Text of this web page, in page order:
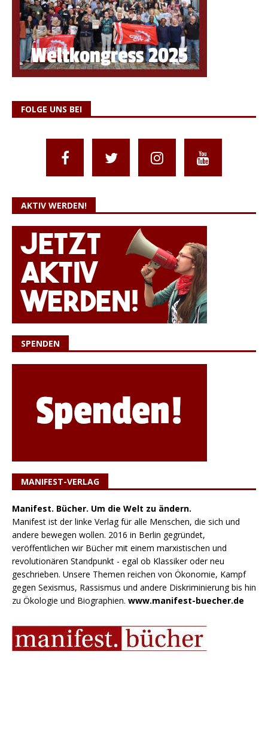
FOLGE UNS BEI
AKTIV WERDEN!
SPENDEN
MANIFEST-VERLAG
Manifest. Bücher. Um die Welt zu ändern.
Manifest ist der linke Verlag für alle Menschen, die sich und
andere bewegen wollen. 2016 in Berlin gegründet,
veröffentlichen wir Bücher mit einem marxistischen und
revolutionären Standpunkt - egal ob Klassiker oder neu
geschrieben. Unsere Themen reichen von Ökonomie, Kampf
gegen Sexismus, Rassismus und andere Diskriminierung bis hin
zu Ökologie und Biographien. www.manifest-buecher.de